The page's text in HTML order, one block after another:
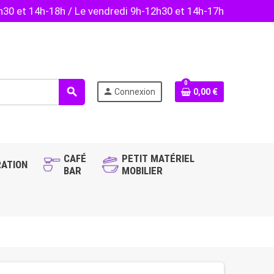
et 14h-18h / Le vendredi 9h-12h30 et 14h-17h
search person Connexion
0
0,00 €
CAFÉ
BAR
PETIT MATÉRIEL
MOBILIER